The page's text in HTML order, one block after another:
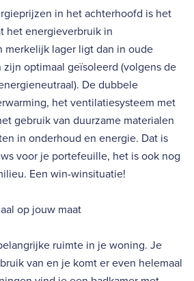
in het achterhoofd is het
het energieverbruik in
lager ligt dan in oude
optimaal geïsoleerd (volgens de
De dubbele
het ventilatiesysteem met
gebruik van duurzame materialen
in onderhoud en energie. Dat is
voor je portefeuille, het is ook nog
Een win-winsituatie!
op jouw maat
ruimte in je woning. Je
van en je komt er even helemaal